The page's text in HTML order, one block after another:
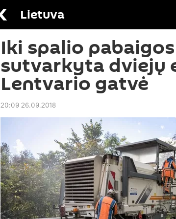
Lietuva
Iki spalio
sutvarkyta dviejų
Lentvario gatvė
20:09 26.09.2018